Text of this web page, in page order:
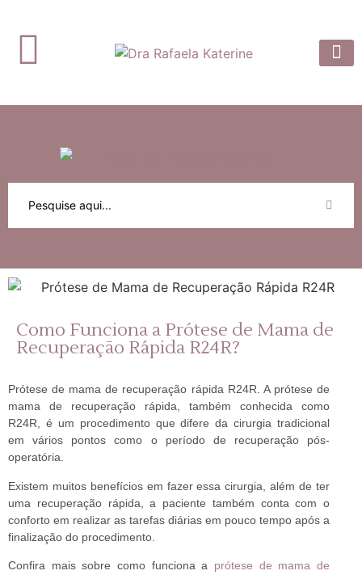
Como Funciona a Prótese de Mama de
Recuperação Rápida R24R?
Prótese de mama de recuperação rápida R24R. A prótese de
mama de recuperação rápida, também conhecida como
R24R, é um procedimento que difere da cirurgia tradicional
em vários pontos como o período de recuperação pós-
operatória.
Existem muitos benefícios em fazer essa cirurgia, além de ter
uma recuperação rápida, a paciente também conta com o
conforto em realizar as tarefas diárias em pouco tempo após a
finalização do procedimento.
Confira mais sobre como funciona a prótese de mama de